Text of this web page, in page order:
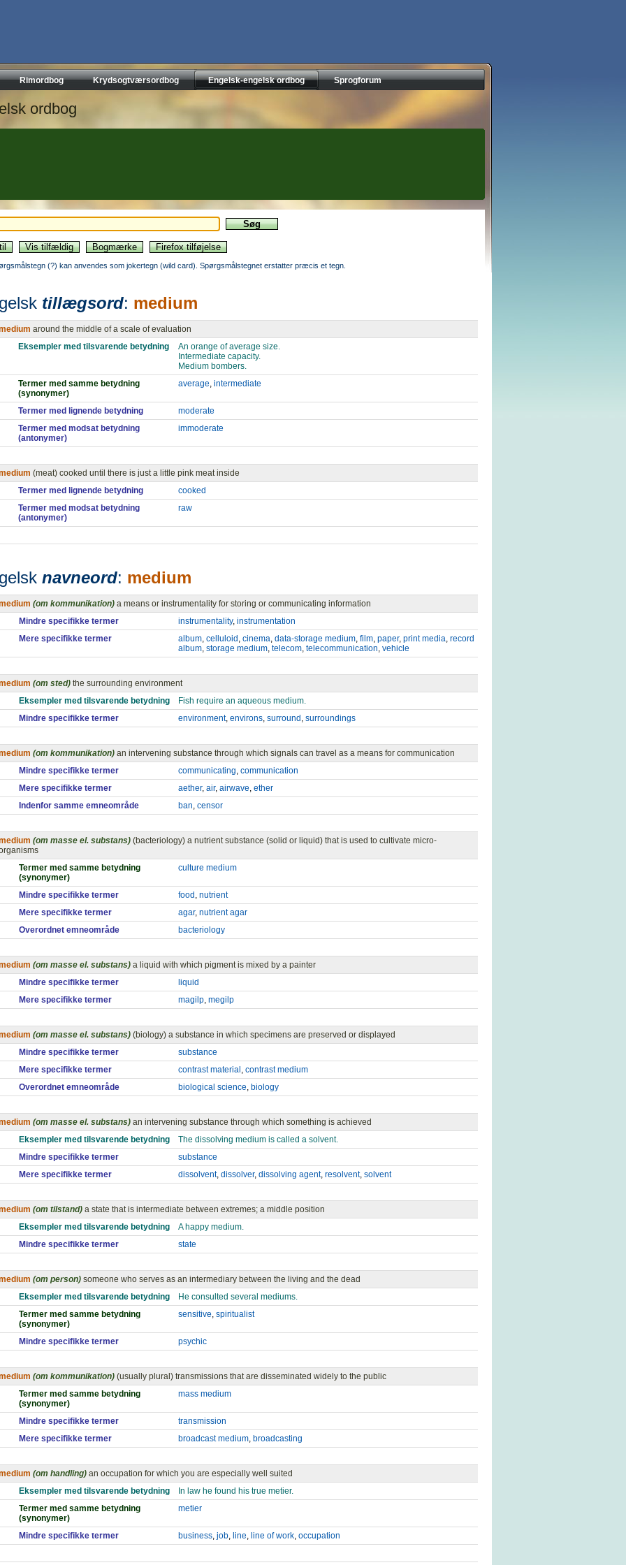
Rimordbog Krydsogtværsordbog Engelsk-engelsk ordbog Sprogforum
ordbog
(?) kan anvendes som jokertegn (wild card). Spørgsmålstegnet erstatter præcis et tegn.
tillægsord: medium
around the middle of a scale of evaluation
Eksempler med tilsvarende betydning
An orange of average size.
Intermediate capacity.
Medium bombers.
Termer med samme betydning
(synonymer)
average, intermediate
Termer med lignende betydning
moderate
Termer med modsat betydning
(antonymer)
immoderate
(meat) cooked until there is just a little pink meat inside
Termer med lignende betydning
cooked
Termer med modsat betydning
(antonymer)
raw
navneord: medium
(om kommunikation) a means or instrumentality for storing or communicating information
Mindre specifikke termer
instrumentality, instrumentation
Mere specifikke termer
album, celluloid , cinema, data-storage medium, film, paper, print media, record
album, storage medium, telecom, telecommunication, vehicle
(om sted) the surrounding environment
Eksempler med tilsvarende betydning
Fish require an aqueous medium.
Mindre specifikke termer
environment, environs, surround , surroundings
(om kommunikation) an intervening substance through which signals can travel as a means for communication
Mindre specifikke termer
communicating, communication
Mere specifikke termer
aether, air, airwave, ether
Indenfor samme emneområde
ban, censor
(om masse el. substans) (bacteriology) a nutrient substance (solid or liquid) that is used to cultivate micro-
Termer med samme betydning
(synonymer)
culture medium
Mindre specifikke termer food , nutrient
Mere specifikke termer
agar, nutrient agar
Overordnet emneområde
bacteriology
(om masse el. substans) a liquid with which pigment is mixed by a painter
Mindre specifikke termer
liquid
Mere specifikke termer
magilp, megilp
(om masse el. substans) (biology) a substance in which specimens are preserved or displayed
Mindre specifikke termer
substance
Mere specifikke termer
contrast material , contrast medium
Overordnet emneområde
biological science, biology
(om masse el. substans) an intervening substance through which something is achieved
Eksempler med tilsvarende betydning
The dissolving medium is called a solvent.
Mindre specifikke termer
substance
Mere specifikke termer
dissolvent, dissolver, dissolving agent, resolvent, solvent
(om tilstand) a state that is intermediate between extremes; a middle position
Eksempler med tilsvarende betydning
A happy medium.
Mindre specifikke termer
state
(om person) someone who serves as an intermediary between the living and the dead
Eksempler med tilsvarende betydning
He consulted several mediums.
Termer med samme betydning
(synonymer)
sensitive, spiritualist
Mindre specifikke termer psychic
(om kommunikation) (usually plural) transmissions that are disseminated widely to the public
Termer med samme betydning
(synonymer)
mass medium
Mindre specifikke termer
transmission
Mere specifikke termer
broadcast medium, broadcasting
(om handling) an occupation for which you are especially well suited
Eksempler med tilsvarende betydning
In law he found his true metier.
Termer med samme betydning
(synonymer)
metier
Mindre specifikke termer business, job, line, line of work, occupation